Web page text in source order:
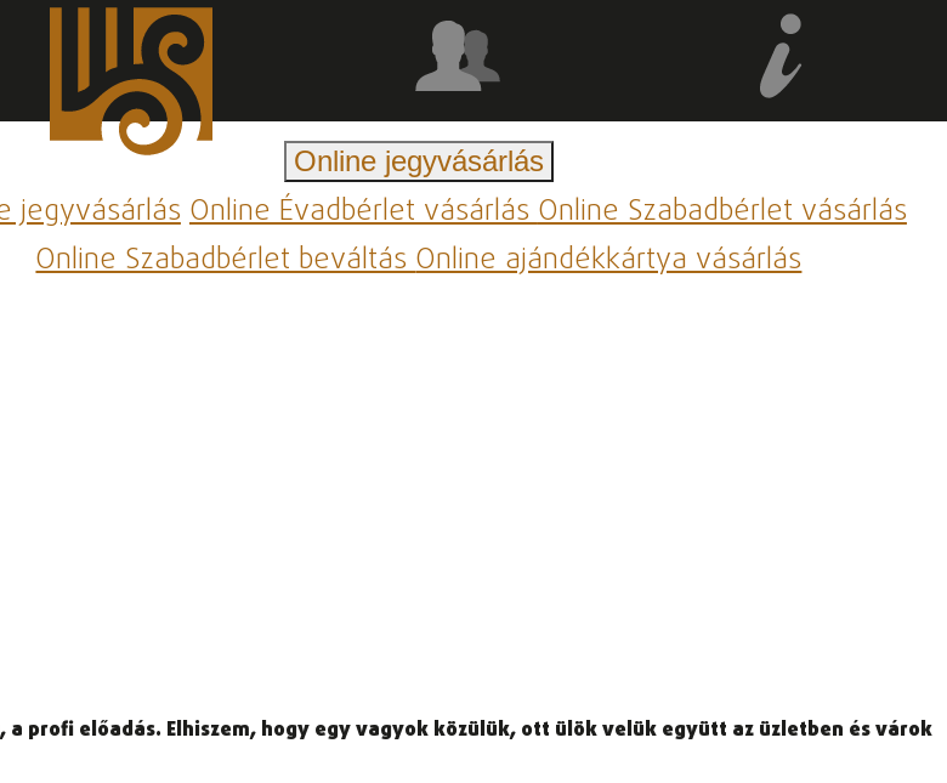
Online jegyvásárlás
jegyvásárlásOnline Évadbérlet vásárlásOnline Szabadbérlet vásárlás
Online Szabadbérlet beváltásOnline ajándékkártya vásárlás
profi előadás. Elhiszem, hogy egy vagyok közülük, ott ülök velük együtt az üzletben és várok